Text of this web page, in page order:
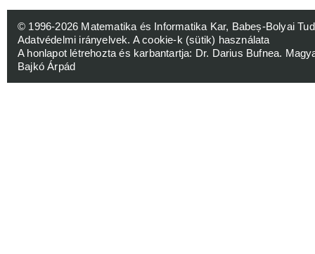
© 1996-2026 Matematika és Informatika Kar, Babeș-Bolyai
Adatvédelmi irányelvek. A cookie-k (sütik) használata
A honlapot létrehozta és karbantartja: Dr. Darius Bufnea.
Bajkó Árpád